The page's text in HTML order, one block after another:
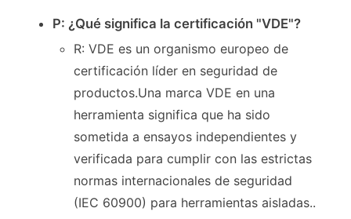
P: ¿Qué significa la certificación "VDE"?
R: VDE es un organismo europeo de
certificación líder en seguridad de
productos.Una marca VDE en una
herramienta significa que ha sido
sometida a ensayos independientes y
verificada para cumplir con las estrictas
normas internacionales de seguridad
(IEC 60900) para herramientas aisladas..